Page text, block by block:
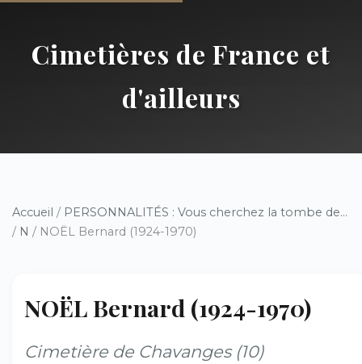
Cimetières de France et
d'ailleurs
Accueil / PERSONNALITÉS : Vous cherchez la tombe de...
/ N / NOËL Bernard (1924-1970)
NOËL Bernard (1924-1970)
Cimetière de Chavanges (10)